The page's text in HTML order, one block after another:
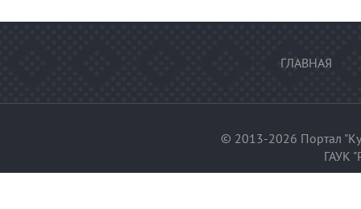
ГЛАВНАЯ
© 2013-2026 Портал
ГАУК